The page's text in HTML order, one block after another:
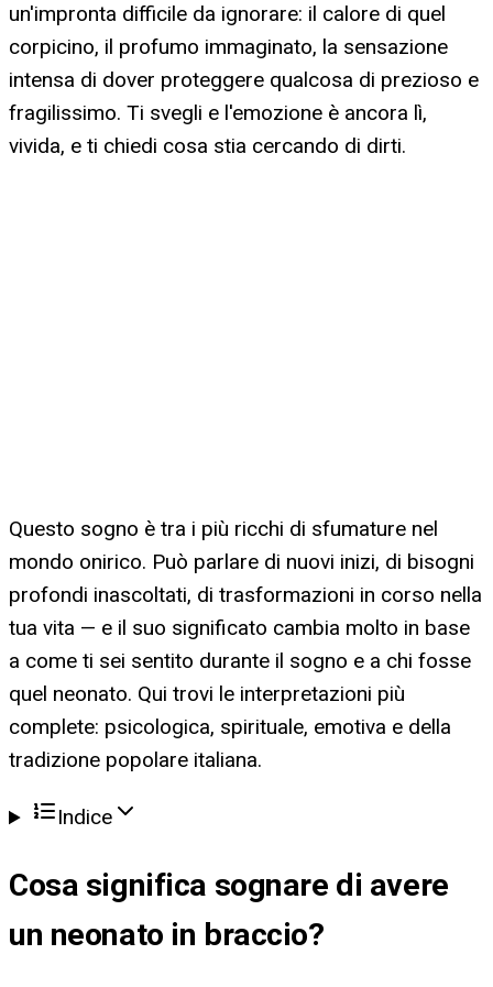
un'impronta difficile da ignorare: il calore di quel
corpicino, il profumo immaginato, la sensazione
intensa di dover proteggere qualcosa di prezioso e
fragilissimo. Ti svegli e l'emozione è ancora lì,
vivida, e ti chiedi cosa stia cercando di dirti.
Questo sogno è tra i più ricchi di sfumature nel
mondo onirico. Può parlare di nuovi inizi, di bisogni
profondi inascoltati, di trasformazioni in corso nella
tua vita — e il suo significato cambia molto in base
a come ti sei sentito durante il sogno e a chi fosse
quel neonato. Qui trovi le interpretazioni più
complete: psicologica, spirituale, emotiva e della
tradizione popolare italiana.
Indice
Cosa significa sognare di avere
un neonato in braccio?